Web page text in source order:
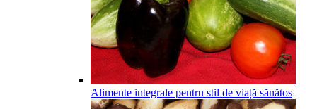
Alimente integrale pentru stil de viață sănătos